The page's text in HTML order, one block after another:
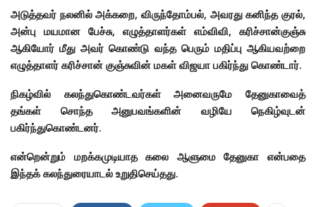
அடுத்தவர் நலனில் அக்கறை, விருந்தோம்பல், அவரது கனிந்த குரல்,
அன்பு மயமான பேச்சு, எழுத்தாளர்கள் எம்விவி, கரிச்சான்குஞ்சு
ஆகியோர் மீது அவர் கொண்டு வந்த பெரும் மதிப்பு ஆகியவற்றை
எழுத்தாளர் கரிச்சான் குஞ்சுவின் மகள் விஜயா பகிர்ந்து கொண்டார்.
நிகழ்வில் கலந்துகொண்டவர்கள் அனைவருமே தேனுகாவைத்
தங்கள் சொந்த அனுபவங்களின் வழியே நெகிழ்வுடன்
பகிர்ந்துகொண்டனர்.
என்றென்றும் மறக்கமுடியாத கலை ஆளுமை தேனுகா என்பதை
இந்தக் கலந்துரையாடல் உறுதிசெய்தது.